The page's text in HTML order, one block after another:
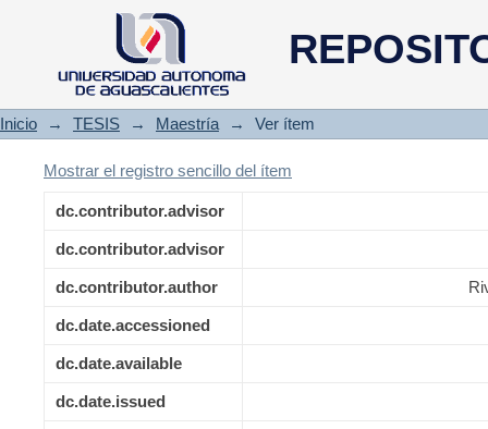
Parámetros de
desplazamientos no
Inicio → TESIS → Maestría → Ver ítem
Mostrar el registro sencillo del ítem
dc.contributor.advisor
dc.contributor.advisor
dc.contributor.author
dc.date.accessioned
dc.date.available
dc.date.issued